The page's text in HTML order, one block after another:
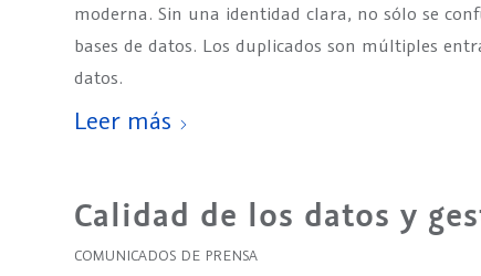
moderna. Sin una identidad clara, no sólo se
bases de datos. Los duplicados son múltiples
datos.
Leer más
Calidad de los datos y
COMUNICADOS DE PRENSA